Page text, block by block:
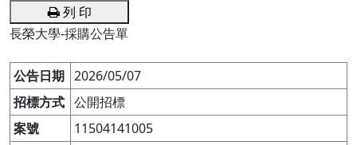
列 印
長榮大學-採購公告單
公告日期 2026/05/07
招標方式 公開招標
案號
11504141005